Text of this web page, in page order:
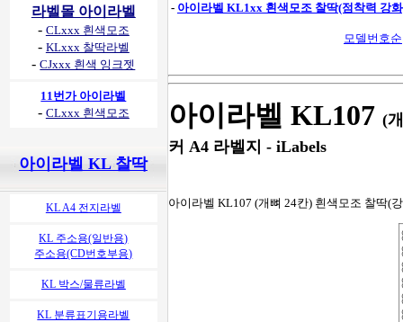
라벨몰 아이라벨
- CLxxx 흰색모조
- KLxxx 찰딱라벨
-CJxxx 흰색 잉크젯
11번가 아이라벨
- CLxxx 흰색모조
아이라벨 KL 찰딱
KL A4 전지라벨
KL 주소용(일반용)
주소용(CD번호부용)
KL 박스/물류라벨
KL 분류표기용라벨
- 아이라벨 KL1xx 흰색모조 찰딱(점착력 강
모델번호순
아이라벨 KL107 (
커 A4 라벨지 - iLabels
아이라벨 KL107 (개뼈 24칸) 흰색모조 찰딱(